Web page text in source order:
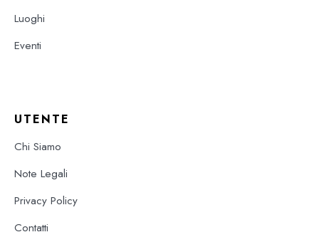
Luoghi
Eventi
UTENTE
Chi Siamo
Note Legali
Privacy Policy
Contatti